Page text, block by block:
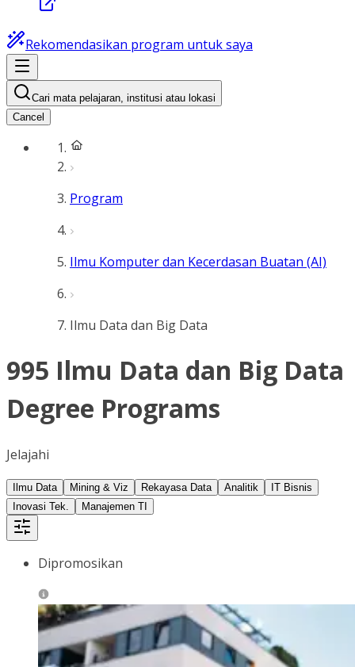
Rekomendasikan program untuk saya
Cari mata pelajaran, institusi atau lokasi
Cancel
Program
Ilmu Komputer dan Kecerdasan Buatan (AI)
Ilmu Data dan Big Data
995 Ilmu Data dan Big Data
Degree Programs
Jelajahi
Ilmu Data Mining & Viz Rekayasa Data Analitik
IT Bisnis
Inovasi Tek.
Manajemen TI
Dipromosikan